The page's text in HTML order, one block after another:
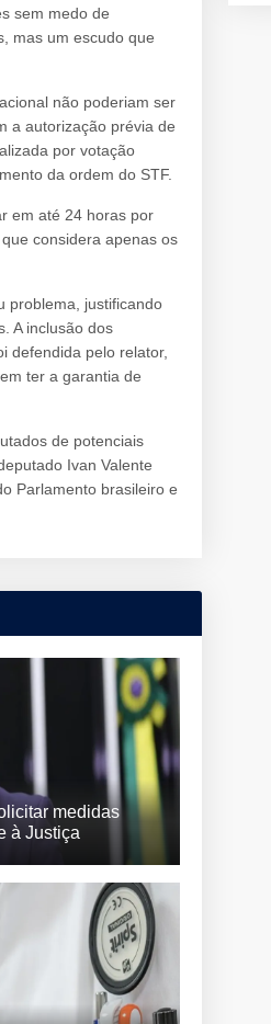
sem medo de
mas um escudo que
não poderiam ser
a autorização prévia de
por votação
da ordem do STF.
em até 24 horas por
considera apenas os
problema, justificando
A inclusão dos
defendida pelo relator,
ter a garantia de
de potenciais
Ivan Valente
Parlamento brasileiro e
medidas
à Justiça